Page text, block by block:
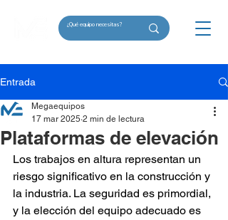
Entrada
Plataformas de elevación
Megaequipos
17 mar 2025 2 min de lectura
Los trabajos en altura representan un
riesgo significativo en la construcción y
la industria. La seguridad es primordial,
y la elección del equipo adecuado es